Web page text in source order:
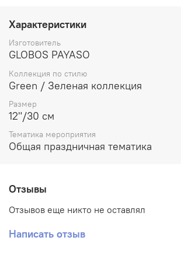
Характеристики
Изготовитель
GLOBOS PAYASO
Коллекция по стилю
Green / Зеленая коллекция
Размер
12"/30 см
Тематика мероприятия
Общая праздничная тематика
Отзывы
Отзывов еще никто не оставлял
Написать отзыв